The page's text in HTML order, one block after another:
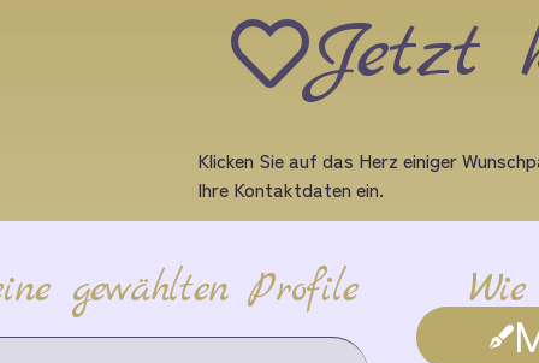
Jetzt
Klicken Sie auf das Herz einiger
Ihre Kontaktdaten ein.
gewählten Profile